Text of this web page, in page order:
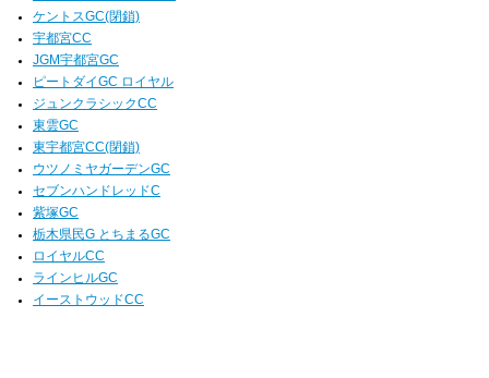
ケントスGC(閉鎖)
宇都宮CC
JGM宇都宮GC
ピートダイGC ロイヤル
ジュンクラシックCC
東雲GC
東宇都宮CC(閉鎖)
ウツノミヤガーデンGC
セブンハンドレッドC
紫塚GC
栃木県民G とちまるGC
ロイヤルCC
ラインヒルGC
イーストウッドCC